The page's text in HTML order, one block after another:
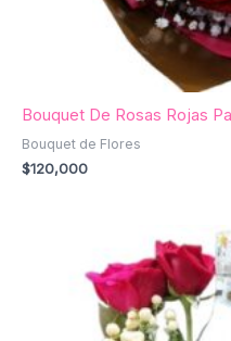
Bouquet De Rosas Rojas
Bouquet de Flores
$120,000